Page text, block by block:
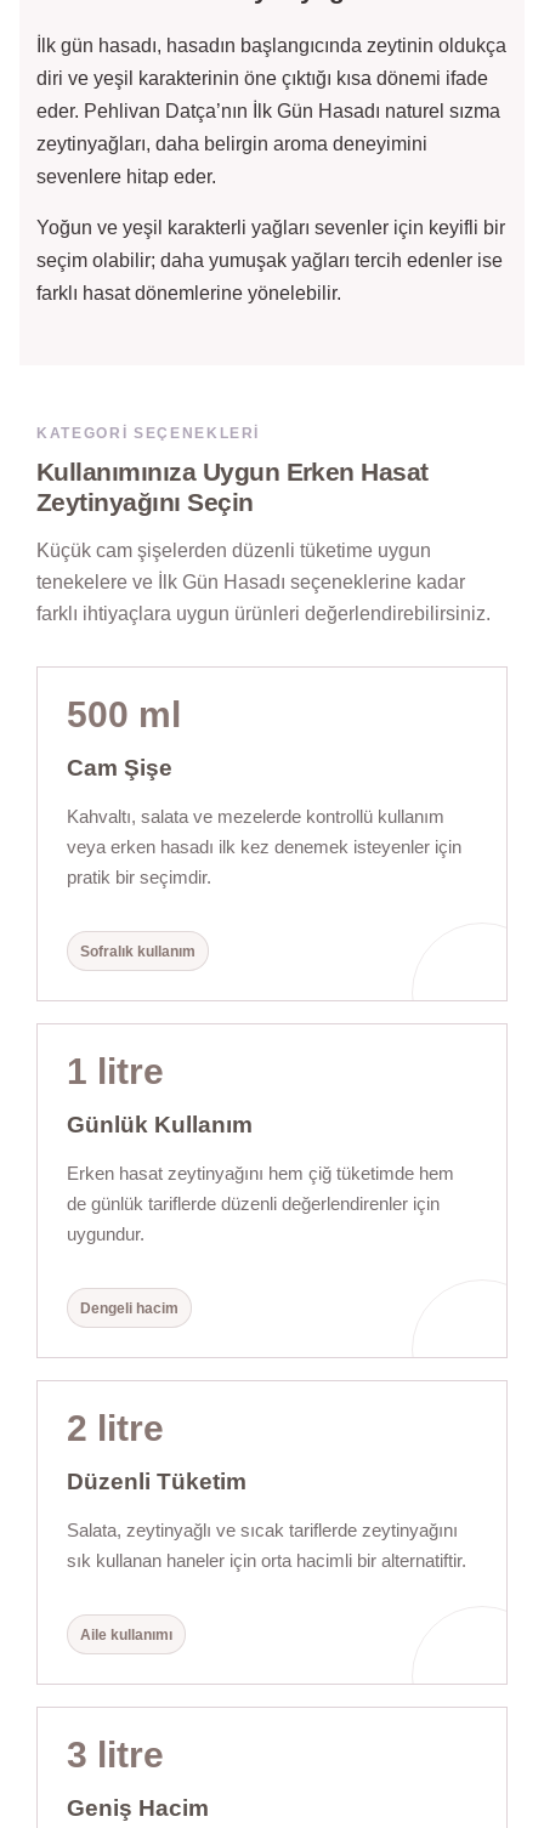
İlk gün hasadı, hasadın başlangıcında zeytinin oldukça
diri ve yeşil karakterinin öne çıktığı kısa dönemi ifade
eder. Pehlivan Datça’nın İlk Gün Hasadı naturel sızma
zeytinyağları, daha belirgin aroma deneyimini
sevenlere hitap eder.
Yoğun ve yeşil karakterli yağları sevenler için keyifli bir
seçim olabilir; daha yumuşak yağları tercih edenler ise
farklı hasat dönemlerine yönelebilir.
KATEGORI SEÇENEKLERI
Kullanımınıza Uygun Erken Hasat
Zeytinyağını Seçin
Küçük cam şişelerden düzenli tüketime uygun
tenekelere ve İlk Gün Hasadı seçeneklerine kadar
farklı ihtiyaçlara uygun ürünleri değerlendirebilirsiniz.
500 ml
Cam Şişe
Kahvaltı, salata ve mezelerde kontrollü kullanım
veya erken hasadı ilk kez denemek isteyenler için
pratik bir seçimdir.
Sofralık kullanım
1 litre
Günlük Kullanım
Erken hasat zeytinyağını hem çiğ tüketimde hem
de günlük tariflerde düzenli değerlendirenler için
uygundur.
Dengeli hacim
2 litre
Düzenli Tüketim
Salata, zeytinyağlı ve sıcak tariflerde zeytinyağını
sık kullanan haneler için orta hacimli bir alternatiftir.
Aile kullanımı
3 litre
Geniş Hacim